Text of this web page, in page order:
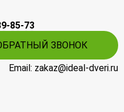
85-73
ЗВОНОК
Email: zakaz@ideal-dveri.ru